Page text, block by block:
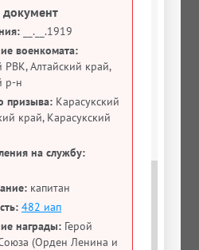
документ
__.__.1919
военкомата:
РВК, Алтайский край,
р-н
призыва: Карасукский
край, Карасукский
на службу:
капитан
482 иап
награды: Герой
(Орден Ленина и